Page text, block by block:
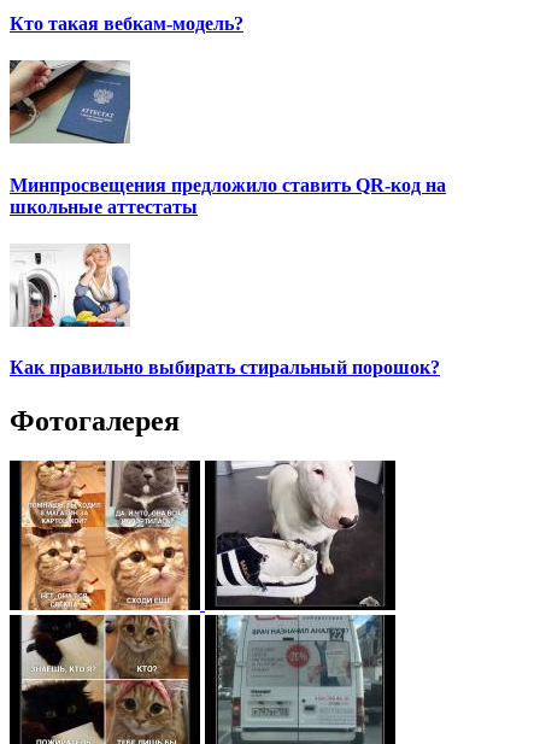
Кто такая вебкам-модель?
Минпросвещения предложило ставить QR-код на
школьные аттестаты
Как правильно выбирать стиральный порошок?
Фотогалерея